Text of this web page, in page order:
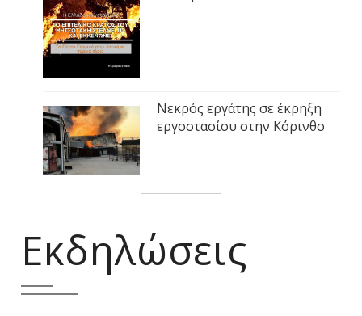
Νεκρός εργάτης σε έκρηξη
εργοστασίου στην Κόρινθο
Εκδηλώσεις